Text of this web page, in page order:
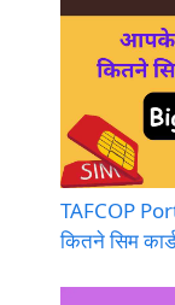
TAFCOP
कितने सिम